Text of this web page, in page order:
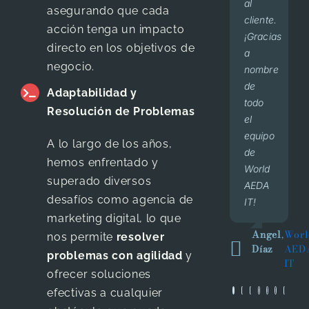
asegurando que cada
acción tenga un impacto
directo en los objetivos de
negocio.
Adaptabilidad y
Resolución de Problemas
A lo largo de los años,
hemos enfrentado y
superado diversos
desafíos como agencia de
marketing digital, lo que
nos permite resolver
problemas con agilidad y
ofrecer soluciones
efectivas a cualquier
al
cliente.
¡Gracias
a
nombre
de
todo
el
equipo
de
World
AEDA
IT!
Angel
Díaz
,
IT
to say
the
least.
They
always
do
business
by
giving
importance
to
building
relationships.
wish
them
best
Lavalle
que
llegan
de
primera
vez,
lo
hacen
por el
trabajo
de
beenet
en
redes
Google,
el
que le